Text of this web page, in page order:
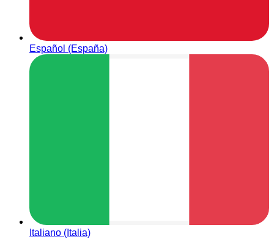
Español (España)
Italiano (Italia)